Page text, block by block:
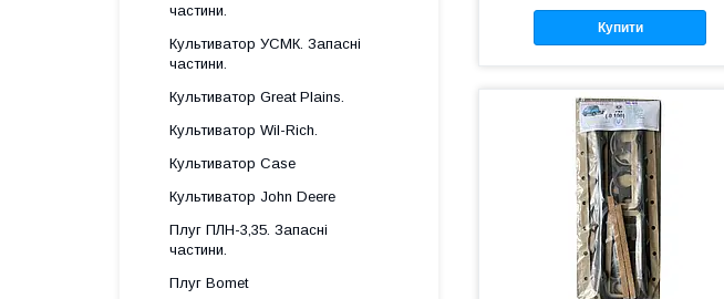
Купити
частини.
Культиватор УСМК. Запасні
частини.
Культиватор Great Plains.
Культиватор Wil-Rich.
Культиватор Case
Культиватор John Deere
Плуг ПЛН-3,35. Запасні
частини.
Плуг Bomet